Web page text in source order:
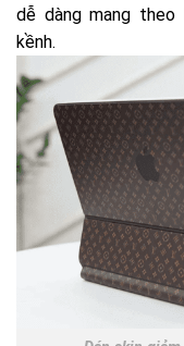
dễ dàng mang theo
kềnh.